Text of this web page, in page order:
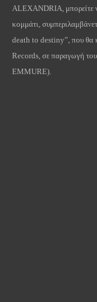
ALEXANDRIA, μπορείτε
κομμάτι,
death to destiny”, που θα
Records, σε παραγωγή
EMMURE).